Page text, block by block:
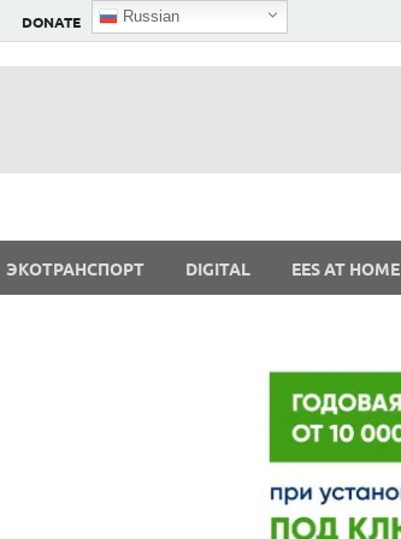
DONATE Russian
ЭКОТРАНСПОРТ DIGITAL EES AT HOME